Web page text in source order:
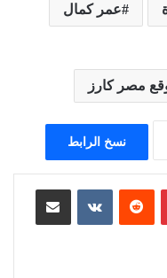
عمر كمال
مصر كارز
نسخ الرابط
بينتيريست
‏Reddit
‏VKontakte مشاركة عبر البريد